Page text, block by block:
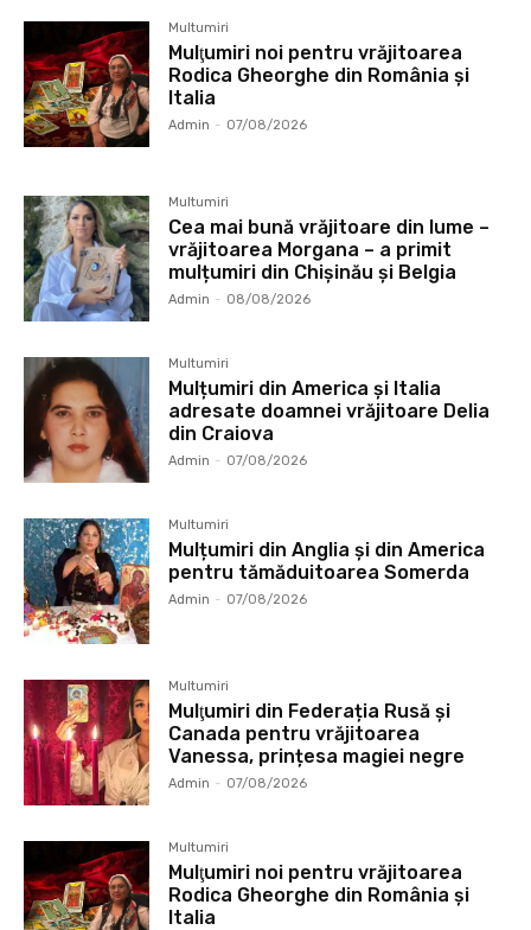
Multumiri
Mulţumiri noi pentru vrăjitoarea
Rodica Gheorghe din România și
Italia
Admin - 07/08/2026
Multumiri
Cea mai bună vrăjitoare din lume –
vrăjitoarea Morgana – a primit
mulțumiri din Chișinău și Belgia
Admin - 08/08/2026
Multumiri
Mulțumiri din America și Italia
adresate doamnei vrăjitoare Delia
din Craiova
Admin - 07/08/2026
Multumiri
Mulțumiri din Anglia și din America
pentru tămăduitoarea Somerda
Admin - 07/08/2026
Multumiri
Mulţumiri din Federația Rusă și
Canada pentru vrăjitoarea
Vanessa, prințesa magiei negre
Admin - 07/08/2026
Multumiri
Mulţumiri noi pentru vrăjitoarea
Rodica Gheorghe din România și
Italia